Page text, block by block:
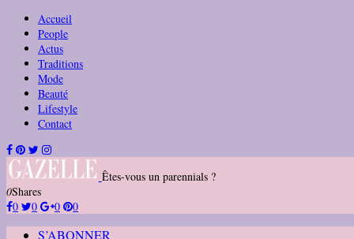
Accueil
People
Actus
Traditions
Mode
Beauté
Lifestyle
Contact
Êtes-vous un parennials ?
0Shares
0
0 0 0
S’ABONNER